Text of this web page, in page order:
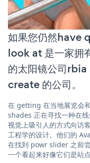
如果您仍然have
look at 是一家拥
的太阳镜公司
create 的公司。
在 getting 在当地展览会
shades 正在寻找一种在
视觉上吸引人的方式向访
工程学的设计。他们的
在找到 powr slider 之前
一个看起来好像它们是站